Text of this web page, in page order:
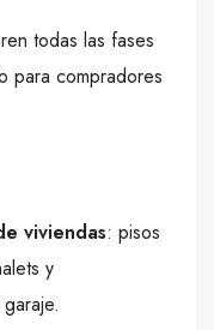
todas las fases
para compradores
viviendas: pisos
y